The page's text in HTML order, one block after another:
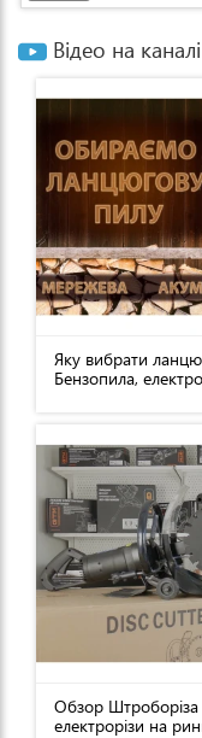
Відео на
Яку вибрати
Бензопила,
Обзор
електрорізи на